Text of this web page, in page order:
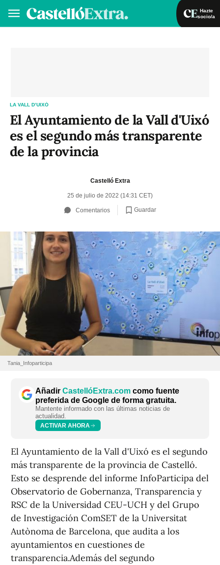
Hazte
socio/a
LA VALL D’UIXÓ
El Ayuntamiento de la Vall d'Uixó
es el segundo más transparente
de la provincia
Castelló Extra
25 de julio de 2022 (14:31 CET)
Comentarios Guardar
Tania_Infoparticipa
Añadir CastellóExtra.com como fuente
preferida de Google de forma gratuita.
Mantente informado con las últimas noticias de
actualidad.
ACTIVAR AHORA
El Ayuntamiento de la Vall d'Uixó es el segundo
más transparente de la provincia de Castelló.
Esto se desprende del informe InfoParticipa del
Observatorio de Gobernanza, Transparencia y
RSC de la Universidad CEU-UCH y del Grupo
de Investigación ComSET de la Universitat
Autònoma de Barcelona, que audita a los
ayuntamientos en cuestiones de
transparencia.Además del segundo